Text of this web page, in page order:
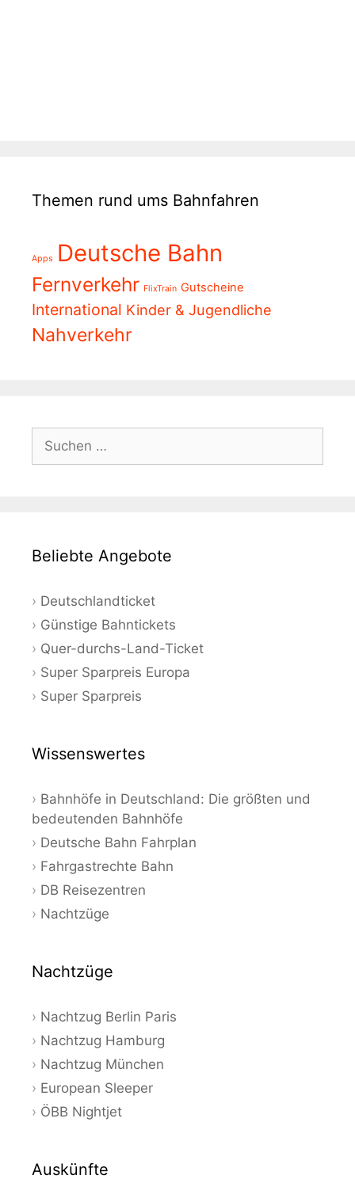
Themen rund ums Bahnfahren
Apps Deutsche Bahn
Fernverkehr FlixTrain Gutscheine
International Kinder & Jugendliche
Nahverkehr
nach:
Beliebte Angebote
Deutschlandticket
Günstige Bahntickets
Quer-durchs-Land-Ticket
Super Sparpreis Europa
Super Sparpreis
Wissenswertes
Bahnhöfe in Deutschland: Die größten und
bedeutenden Bahnhöfe
Deutsche Bahn Fahrplan
Fahrgastrechte Bahn
DB Reisezentren
Nachtzüge
Nachtzüge
Nachtzug Berlin Paris
Nachtzug Hamburg
Nachtzug München
European Sleeper
ÖBB Nightjet
Auskünfte